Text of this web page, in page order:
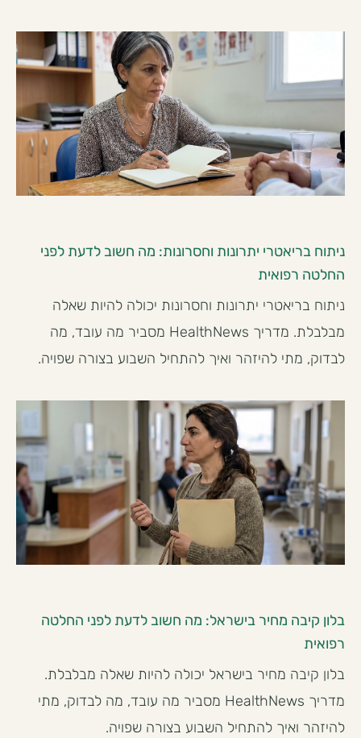
ניתוח בריאטרי יתרונות וחסרונות: מה חשוב לדעת לפני
החלטה רפואית
ניתוח בריאטרי יתרונות וחסרונות יכולה להיות שאלה
מבלבלת. מדריך HealthNews מסביר מה עובד, מה
לבדוק, מתי להיזהר ואיך להתחיל השבוע בצורה שפויה.
בלון קיבה מחיר בישראל: מה חשוב לדעת לפני החלטה
רפואית
בלון קיבה מחיר בישראל יכולה להיות שאלה מבלבלת.
מדריך HealthNews מסביר מה עובד, מה לבדוק, מתי
להיזהר ואיך להתחיל השבוע בצורה שפויה.